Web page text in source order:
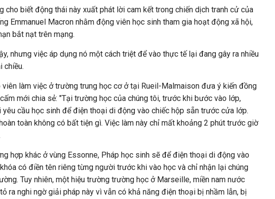
cho biết động thái này xuất phát lời cam kết trong chiến dịch tranh cử của
Emmanuel Macron nhằm động viên học sinh tham gia hoạt động xã hội,
bắt nạt trên mạng.
nhưng việc áp dụng nó một cách triệt để vào thực tế lại đang gây ra nhiều
chiều.
viên làm việc ở trường trung học cơ ở tại Rueil-Malmaison đưa ý kiến đồng
mới chia sẻ: "Tại trường học của chúng tôi, trước khi bước vào lớp,
yêu cầu học sinh để điện thoại di động vào chiếc hộp sẵn trước cửa lớp.
toàn không có bất tiện gì. Việc làm này chỉ mất khoảng 2 phút trước giờ
hợp khác ở vùng Essonne, Pháp học sinh sẽ để điện thoại di động vào
có điền tên riêng từng người trước khi vào học và chỉ nhận lại chúng
Tuy nhiên, một hiệu trường trường học ở Marseille, miền nam nước
ra nghi ngờ giải pháp này vì vẫn có khả năng điện thoại bị nhầm lẫn, bị